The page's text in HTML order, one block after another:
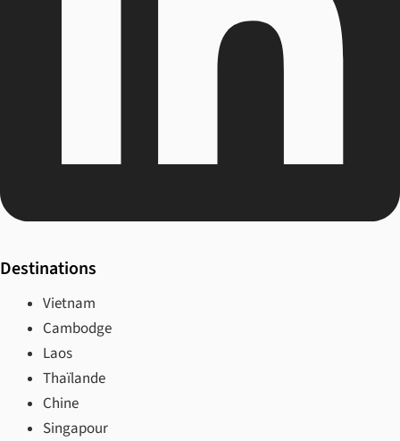
Destinations
Vietnam
Cambodge
Laos
Thaïlande
Chine
Singapour